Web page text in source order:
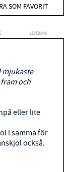
SOM FAVORIT
LEVERANS
mjukaste
och
eller lite
i samma för
också.